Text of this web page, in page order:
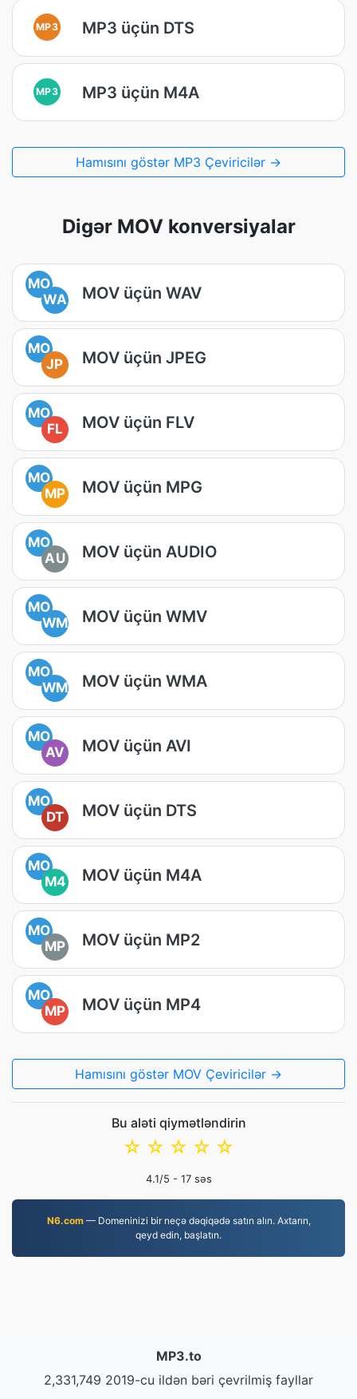
MP3 MP3 üçün DTS
MP3 MP3 üçün M4A
Hamısını göstər MP3 Çeviricilər →
Digər MOV konversiyalar
MO
WA
MOV üçün WAV
MO
JP
MOV üçün JPEG
MO
FL
MOV üçün FLV
MO
MP
MOV üçün MPG
MO
AU
MOV üçün AUDIO
MO
WM
MOV üçün WMV
MO
WM
MOV üçün WMA
MO
AV
MOV üçün AVI
MO
DT
MOV üçün DTS
MO
M4
MOV üçün M4A
MO
MP
MOV üçün MP2
MO
MP
MOV üçün MP4
Hamısını göstər MOV Çeviricilər →
Bu aləti qiymətləndirin
☆
☆
☆
☆
☆
4.1/5 - 17səs
N6.com— Domeninizi bir neçə dəqiqədə satın alın. Axtarın,
qeyd edin, başlatın.
MP3.to
2,331,749 2019-cu ildən bəri çevrilmiş fayllar